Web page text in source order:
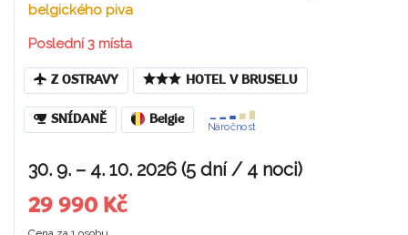
belgického piva
Poslední 3 místa
Z OSTRAVY HOTEL V BRUSELU
SNÍDANĚ Belgie
Náročnost
30. 9. – 4. 10. 2026 (5 dní / 4 noci)
29 990 Kč